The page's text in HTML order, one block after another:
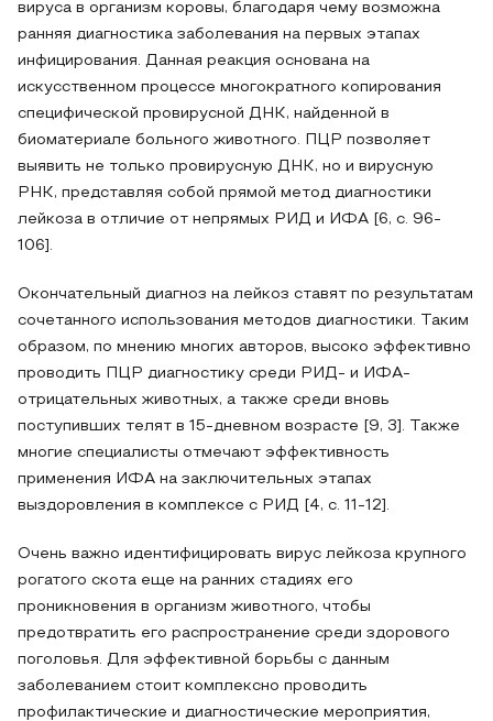
вируса в организм коровы, благодаря чему возможна
ранняя диагностика заболевания на первых этапах
инфицирования. Данная реакция основана на
искусственном процессе многократного копирования
специфической провирусной ДНК, найденной в
биоматериале больного животного. ПЦР позволяет
выявить не только провирусную ДНК, но и вирусную
РНК, представляя собой прямой метод диагностики
лейкоза в отличие от непрямых РИД и ИФА [6, с. 96-
106].
Окончательный диагноз на лейкоз ставят по результатам
сочетанного использования методов диагностики. Таким
образом, по мнению многих авторов, высоко эффективно
проводить ПЦР диагностику среди РИД- и ИФА-
отрицательных животных, а также среди вновь
поступивших телят в 15-дневном возрасте [9, 3]. Также
многие специалисты отмечают эффективность
применения ИФА на заключительных этапах
выздоровления в комплексе с РИД [4, с. 11-12].
Очень важно идентифицировать вирус лейкоза крупного
рогатого скота еще на ранних стадиях его
проникновения в организм животного, чтобы
предотвратить его распространение среди здорового
поголовья. Для эффективной борьбы с данным
заболеванием стоит комплексно проводить
профилактические и диагностические мероприятия,